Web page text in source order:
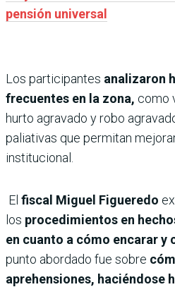
pensión universal
Los participantes analizaron
frecuentes en la zona, como
hurto agravado y robo
paliativas que permitan
institucional.
El fiscal Miguel Figueredo
los procedimientos en
en cuanto a cómo encarar y
punto abordado fue sobre
aprehensiones, haciéndose